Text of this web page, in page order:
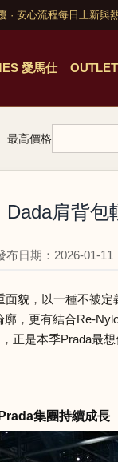
· 安心流程每日上新與
愛馬仕 OUTLET
最高價格
肩背
布日期：2026-01-11
貌，以一種不被
，更有結合Re-
正是本季Prada最想
Prada集團持續成長